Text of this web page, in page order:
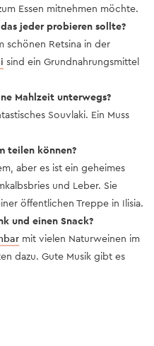
Essen mitnehmen möchte.
jeder probieren sollte?
schönen Retsina in der
sind ein Grundnahrungsmittel
Mahlzeit unterwegs?
Souvlaki. Ein Muss
teilen können?
aber es ist ein geheimes
und Leber. Sie
öffentlichen Treppe in Ilisia.
und einen Snack?
mit vielen Naturweinen im
dazu. Gute Musik gibt es